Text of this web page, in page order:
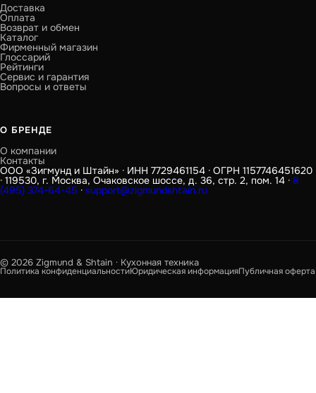
Доставка
Оплата
Возврат и обмен
Каталог
Фирменный магазин
Глоссарий
Рейтинги
Сервис и гарантия
Вопросы и ответы
О БРЕНДЕ
О компании
Контакты
ООО «Зигмунд и Штайн» · ИНН 7729461154 · ОГРН 1157746451620
· 119530, г. Москва, Очаковское шоссе, д. 36, стр. 2, пом. 14 · 8
(495) 374-64-45 · support@zigmundshtain.ru
© 2026 Zigmund & Shtain · Кухонная техника
Политика конфиденциальностиЮридическая информацияПубличная оферта